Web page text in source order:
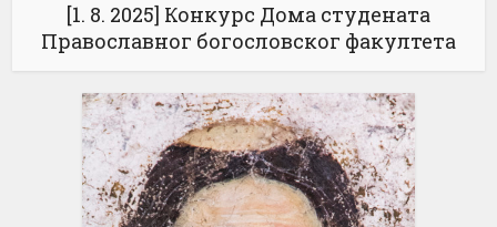
[1. 8. 2025] Конкурс Дома студената
Православног богословског факултета